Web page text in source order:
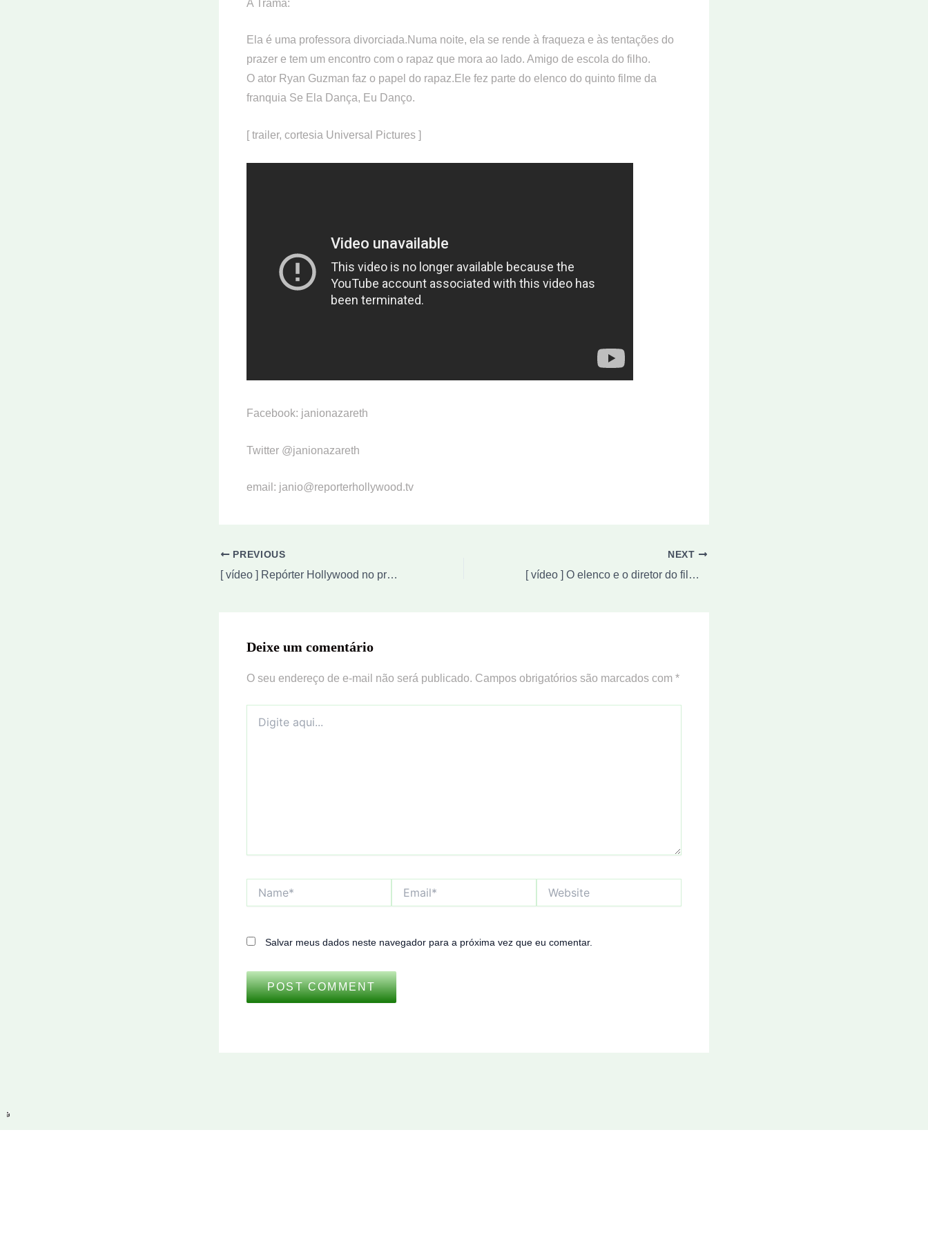
A Trama:
Ela é uma professora divorciada.Numa noite, ela se rende à fraqueza e às tentações do
prazer e tem um encontro com o rapaz que mora ao lado. Amigo de escola do filho.
O ator Ryan Guzman faz o papel do rapaz.Ele fez parte do elenco do quinto filme da
franquia Se Ela Dança, Eu Danço.
[ trailer, cortesia Universal Pictures ]
Facebook: janionazareth
Twitter @janionazareth
email: janio@reporterhollywood.tv
PREVIOUS
[ vídeo ] Repórter Hollywood no programa Okay Pessoal: Se Eu Ficar
NEXT
[ vídeo ] O elenco e o diretor do filme conversam com o Repórter Hollywood. A boneca Annabelle existe. Ela está guardada à sete chaves num museu no estado americano de Connecticut.
Deixe um comentário
O seu endereço de e-mail não será publicado. Campos obrigatórios são marcados com *
aqui...
Salvar meus dados neste navegador para a próxima vez que eu comentar.